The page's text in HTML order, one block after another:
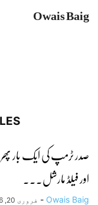
Owais Baig
صدر ٹرمپ کی ایک بار
اور فیلڈ مارشل...
Owais Baig
- فروری 20, 2026